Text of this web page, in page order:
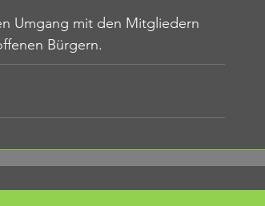
Umgang mit den Mitgliedern
Bürgern.